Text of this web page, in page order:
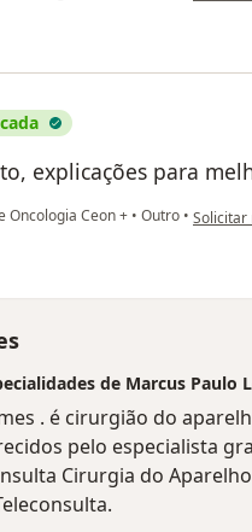
explicações para
Oncologia Ceon + • Outro • na
Solicitar
de Marcus Paulo
. é cirurgião do
pelo especialista
Cirurgia do